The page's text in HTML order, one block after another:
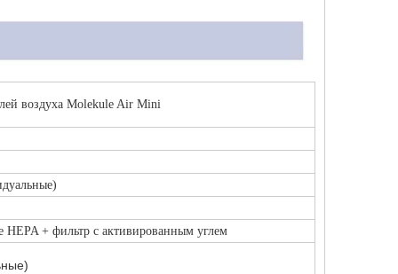
воздуха Molekule Air Mini
+ фильтр с активированным углем